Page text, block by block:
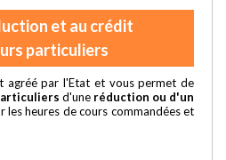
et au crédit
particuliers
agréé par l'Etat et vous permet de
d'une réduction ou d'un
les heures de cours commandées et